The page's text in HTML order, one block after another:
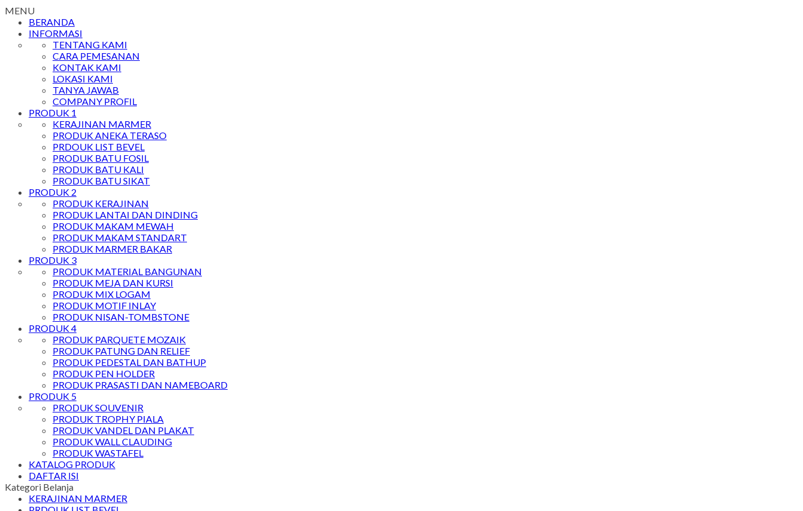
MENU
BERANDA
INFORMASI
TENTANG KAMI
CARA PEMESANAN
KONTAK KAMI
LOKASI KAMI
TANYA JAWAB
COMPANY PROFIL
PRODUK 1
KERAJINAN MARMER
PRODUK ANEKA TERASO
PRDOUK LIST BEVEL
PRODUK BATU FOSIL
PRODUK BATU KALI
PRODUK BATU SIKAT
PRODUK 2
PRODUK KERAJINAN
PRODUK LANTAI DAN DINDING
PRODUK MAKAM MEWAH
PRODUK MAKAM STANDART
PRODUK MARMER BAKAR
PRODUK 3
PRODUK MATERIAL BANGUNAN
PRODUK MEJA DAN KURSI
PRODUK MIX LOGAM
PRODUK MOTIF INLAY
PRODUK NISAN-TOMBSTONE
PRODUK 4
PRODUK PARQUETE MOZAIK
PRODUK PATUNG DAN RELIEF
PRODUK PEDESTAL DAN BATHUP
PRODUK PEN HOLDER
PRODUK PRASASTI DAN NAMEBOARD
PRODUK 5
PRODUK SOUVENIR
PRODUK TROPHY PIALA
PRODUK VANDEL DAN PLAKAT
PRODUK WALL CLAUDING
PRODUK WASTAFEL
KATALOG PRODUK
DAFTAR ISI
Kategori Belanja
KERAJINAN MARMER